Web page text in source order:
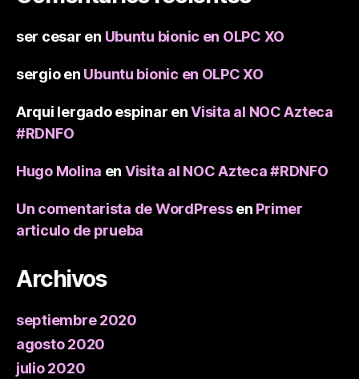
ser cesar en Ubuntu bionic en OLPC XO
sergioen Ubuntu bionic en OLPC XO
Arqui lergado espinar enVisita al NOC Azteca
#RDNFO
Hugo Molina en Visita al NOC Azteca #RDNFO
Un comentarista de WordPressen Primer
articulo de prueba
Archivos
septiembre 2020
agosto 2020
julio 2020